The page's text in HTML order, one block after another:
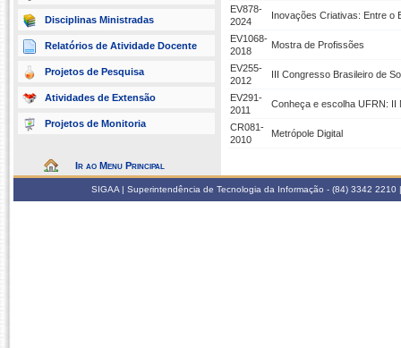
Disciplinas Ministradas
Relatórios de Atividade Docente
Projetos de Pesquisa
Atividades de Extensão
Projetos de Monitoria
Ir ao Menu Principal
EV878-
2024
Inovações Criativas: Entre o
EV1068-
2018
Mostra de Profissões
EV255-
2012
III Congresso Brasileiro de
EV291-
2011
Conheça e escolha UFRN: II
CR081-
2010
Metrópole Digital
SIGAA | Superintendência de Tecnologia da Informação - (84) 3342